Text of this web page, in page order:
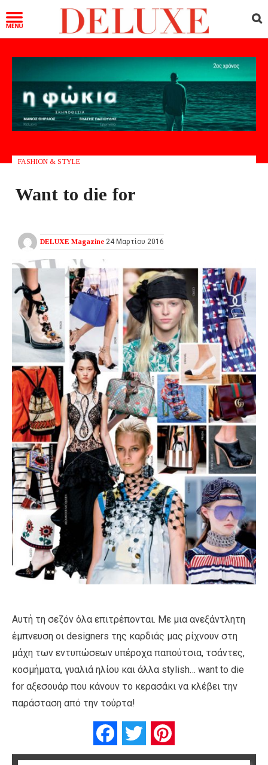
FASHION & STYLE
Want to die for
DELUXE Magazine 24 Μαρτίου 2016
Αυτή τη σεζόν όλα επιτρέπονται. Με μια ανεξάντλητη
έμπνευση οι designers της καρδιάς μας ρίχνουν στη
μάχη των εντυπώσεων υπέροχα παπούτσια, τσάντες,
κοσμήματα, γυαλιά ηλίου και άλλα stylish… want to die
for αξεσουάρ που κάνουν το κερασάκι να κλέβει την
παράσταση από την τούρτα!
FacebookTwitter